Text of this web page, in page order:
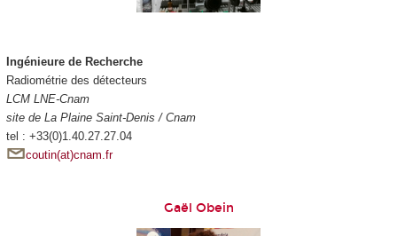
Ingénieure de Recherche
Radiométrie des détecteurs
LCM LNE-Cnam
site de La Plaine Saint-Denis / Cnam
tel : +33(0)1.40.27.27.04
coutin(at)cnam.fr
Gaël Obein